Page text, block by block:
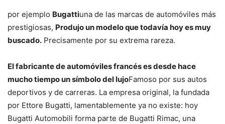
por ejemplo Bugattiuna de las marcas de automóviles más
prestigiosas, Produjo un modelo que todavía hoy es muy
buscado. Precisamente por su extrema rareza.
El fabricante de automóviles francés es desde hace
mucho tiempo un símbolo del lujoFamoso por sus autos
deportivos y de carreras. La empresa original, la fundada
por Ettore Bugatti, lamentablemente ya no existe: hoy
Bugatti Automobili forma parte de Bugatti Rimac, una